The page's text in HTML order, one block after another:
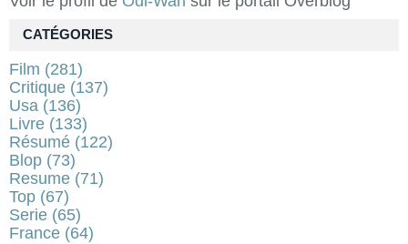
CATÉGORIES
Film (281)
Critique (137)
Usa (136)
Livre (133)
Résumé (122)
Blop (73)
Resume (71)
Top (67)
Serie (65)
France (64)